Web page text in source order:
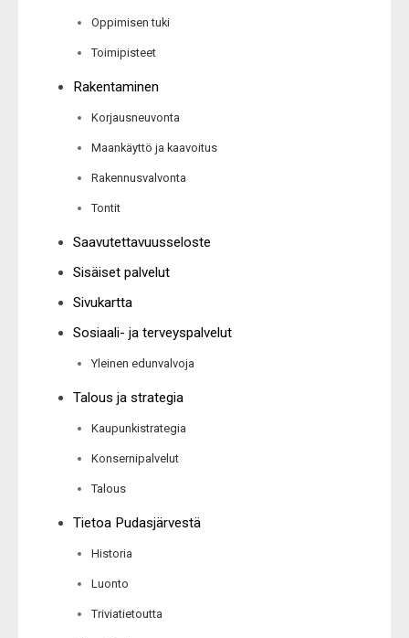
Oppimisen tuki
Toimipisteet
Rakentaminen
Korjausneuvonta
Maankäyttö ja kaavoitus
Rakennusvalvonta
Tontit
Saavutettavuusseloste
Sisäiset palvelut
Sivukartta
Sosiaali- ja terveyspalvelut
Yleinen edunvalvoja
Talous ja strategia
Kaupunkistrategia
Konsernipalvelut
Talous
Tietoa Pudasjärvestä
Historia
Luonto
Triviatietoutta